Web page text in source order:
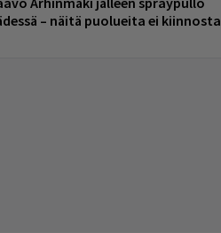
– näitä puolueita ei kiinnosta